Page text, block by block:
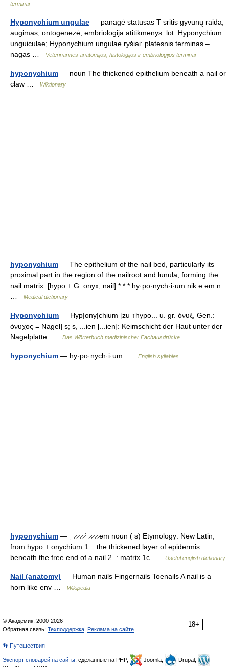
terminai
Hyponychium ungulae — panagė statusas T sritis gyvūnų raida,
augimas, ontogenezė, embriologija atitikmenys: lot. Hyponychium
unguiculae; Hyponychium ungulae ryšiai: platesnis terminas –
nagas …
Veterinarinės anatomijos, histologijos ir embriologijos terminai
hyponychium — noun The thickened epithelium beneath a nail or
claw …
Wiktionary
hyponychium — The epithelium of the nail bed, particularly its
proximal part in the region of the nailroot and lunula, forming the
nail matrix. [hypo + G. onyx, nail] * * * hy·po·nych·i·um nik ē əm n
Medical dictionary
Hyponychium — Hyp|ony̲|chium [zu ↑hypo... u. gr. ὀνυξ, Gen.:
ὀνυχος = Nagel] s; s, ...ien [...ien]: Keimschicht der Haut unter der
Nagelplatte …
Das Wörterbuch medizinischer Fachausdrücke
hyponychium — hy·po·nych·i·um … English syllables
hyponychium — ˌ ̷ ̷ ̷ ̷ˈ ̷ ̷ ̷ ̷əm noun ( s) Etymology: New Latin,
from hypo + onychium 1. : the thickened layer of epidermis
beneath the free end of a nail 2. : matrix 1c …
Useful english dictionary
Nail (anatomy) — Human nails Fingernails Toenails A nail is a
horn like env …
Wikipedia
18+
© Академик, 2000-2026
Обратная связь: Техподдержка Реклама на сайте
👣 Путешествия
Экспорт словарей на сайты , сделанные на PHP, Joomla,
Drupal,